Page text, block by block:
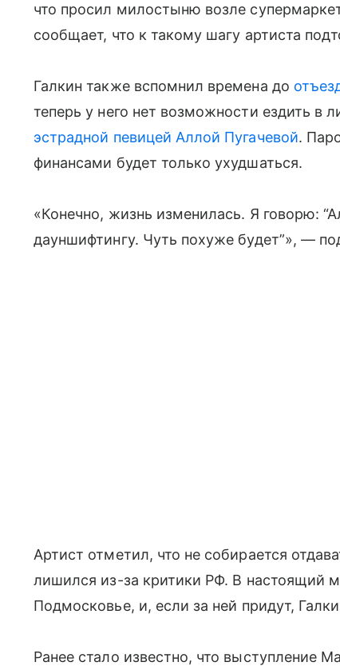
что просил милостыню возле
сообщает, что к такому шагу артиста
Галкин также вспомнил времена до
теперь у него нет возможности ездить в
эстрадной певицей Аллой Пугачевой.
финансами будет только ухудшаться.
«Конечно, жизнь изменилась. Я говорю:
дауншифтингу. Чуть похуже будет”», —
Артист отметил, что не собирается
лишился из-за критики РФ. В настоящий
Подмосковье, и, если за ней придут,
Ранее стало известно, что выступление